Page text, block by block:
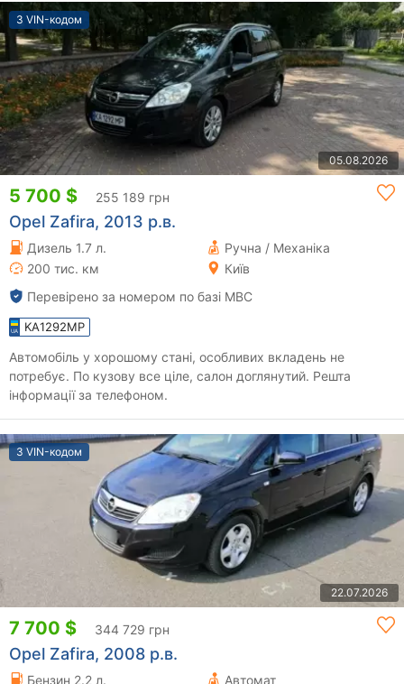
З VIN-кодом
05.08.2026
5 700 $ 255 189 грн
Opel Zafira, 2013 р.в.
Дизель 1.7 л.
Ручна / Механіка
200 тис. км
Київ
Перевірено за номером по базі МВС
KA1292MP
Автомобіль у хорошому стані, особливих вкладень не
потребує. По кузову все ціле, салон доглянутий. Решта
інформації за телефоном.
З VIN-кодом
22.07.2026
7 700 $ 344 729 грн
Opel Zafira, 2008 р.в.
Бензин 2.2 л. Автомат